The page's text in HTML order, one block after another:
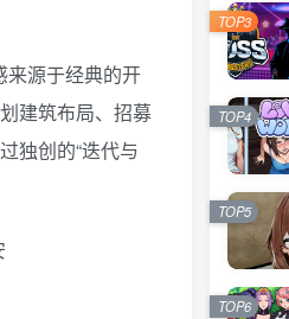
来源于经典的开
建筑布局、招募
独创的“迭代与
TOP3
TOP4
TOP5
TOP6